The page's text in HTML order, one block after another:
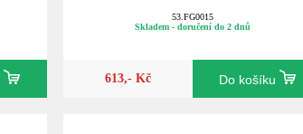
53.FG0015
Skladem - doručení do 2 dnů
613,- Kč Do košíku